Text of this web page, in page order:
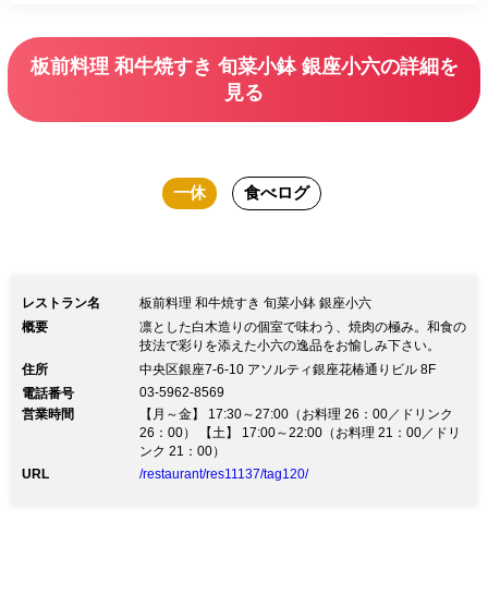
板前料理 和牛焼すき 旬菜小鉢 銀座小六の詳細を
見る
一休 食べログ
レストラン名
板前料理 和牛焼すき 旬菜小鉢 銀座小六
概要
凛とした白木造りの個室で味わう、焼肉の極み。和食の
技法で彩りを添えた小六の逸品をお愉しみ下さい。
住所
中央区銀座7-6-10 アソルティ銀座花椿通りビル 8F
電話番号
03-5962-8569
営業時間
【月～金】 17:30～27:00（お料理 26：00／ドリンク
26：00） 【土】 17:00～22:00（お料理 21：00／ドリ
ンク 21：00）
URL
/restaurant/res11137/tag120/